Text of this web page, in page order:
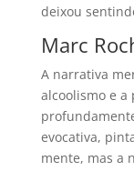
deixou
Marc
A narrativa
alcoolismo e a
evocativa,
mente, mas a